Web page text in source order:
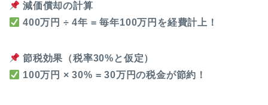
減価償却の計算
400万円 ÷ 4年 = 毎年100万円を経費計上！
節税効果（税率30%と仮定）
100万円 × 30% = 30万円の税金が節約！